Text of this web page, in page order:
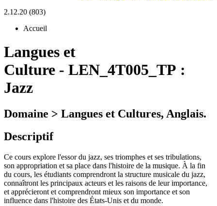
2.12.20 (803)
Accueil
Langues et
Culture - LEN_4T005_TP :
Jazz
Domaine > Langues et Cultures, Anglais.
Descriptif
Ce cours explore l'essor du jazz, ses triomphes et ses tribulations,
son appropriation et sa place dans l'histoire de la musique. À la fin
du cours, les étudiants comprendront la structure musicale du jazz,
connaîtront les principaux acteurs et les raisons de leur importance,
et apprécieront et comprendront mieux son importance et son
influence dans l'histoire des États-Unis et du monde.